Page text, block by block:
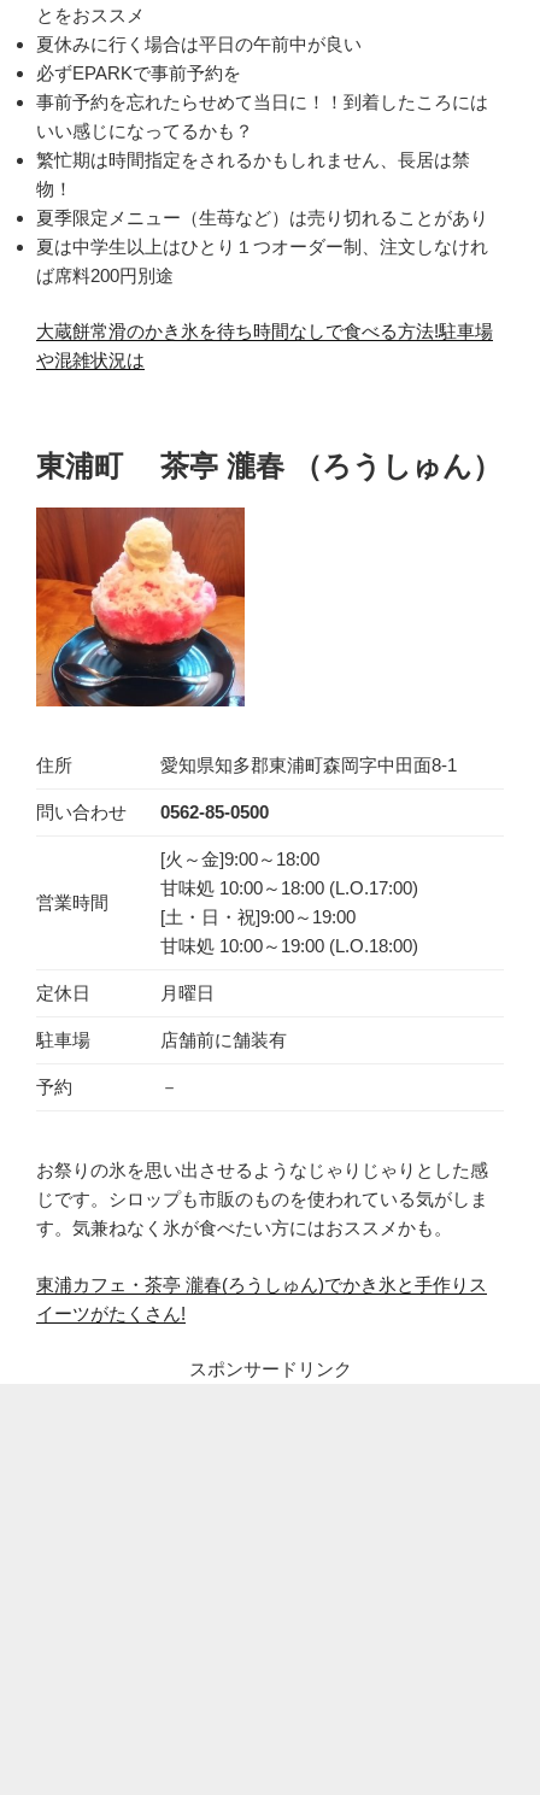
とをおススメ
夏休みに行く場合は平日の午前中が良い
必ずEPARKで事前予約を
事前予約を忘れたらせめて当日に！！到着したころには
いい感じになってるかも？
繁忙期は時間指定をされるかもしれません、長居は禁
物！
夏季限定メニュー（生苺など）は売り切れることがあり
夏は中学生以上はひとり１つオーダー制、注文しなけれ
ば席料200円別途
大蔵餅常滑のかき氷を待ち時間なしで食べる方法!駐車場
や混雑状況は
東浦町 茶亭 瀧春 （ろうしゅん）
住所 愛知県知多郡東浦町森岡字中田面8-1
問い合わせ 0562-85-0500
営業時間
[火～金]9:00～18:00
甘味処 10:00～18:00 (L.O.17:00)
[土・日・祝]9:00～19:00
甘味処 10:00～19:00 (L.O.18:00)
定休日 月曜日
駐車場 店舗前に舗装有
予約 －
お祭りの氷を思い出させるようなじゃりじゃりとした感
じです。シロップも市販のものを使われている気がしま
す。気兼ねなく氷が食べたい方にはおススメかも。
東浦カフェ・茶亭 瀧春(ろうしゅん)でかき氷と手作りス
イーツがたくさん!
スポンサードリンク